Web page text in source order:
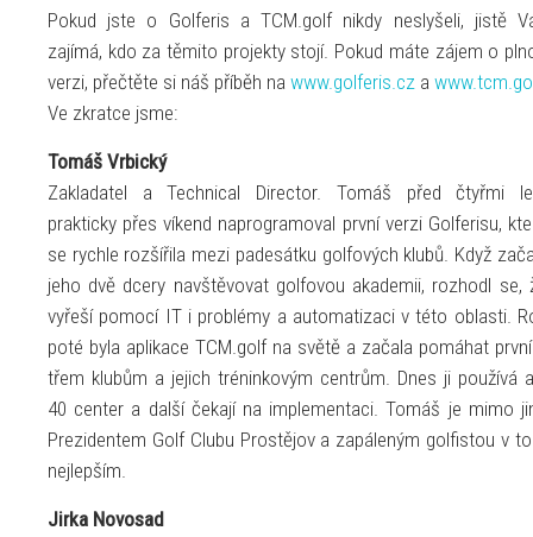
Pokud jste o Golferis a TCM.golf nikdy neslyšeli, jistě
zajímá, kdo za těmito projekty stojí. Pokud máte zájem o
verzi, přečtěte si náš příběh na www.golferis.cz a
Ve zkratce jsme:
Tomáš Vrbický
Zakladatel a Technical Director. Tomáš před čtyřmi
prakticky přes víkend naprogramoval první verzi Golferisu,
se rychle rozšířila mezi padesátku golfových klubů. Když
jeho dvě dcery navštěvovat golfovou akademii, rozhodl se,
vyřeší pomocí IT i problémy a automatizaci v této oblasti.
poté byla aplikace TCM.golf na světě a začala pomáhat
třem klubům a jejich tréninkovým centrům. Dnes ji používá
40 center a další čekají na implementaci. Tomáš je mimo
Prezidentem Golf Clubu Prostějov a zapáleným golfistou v
nejlepším.
Jirka Novosad